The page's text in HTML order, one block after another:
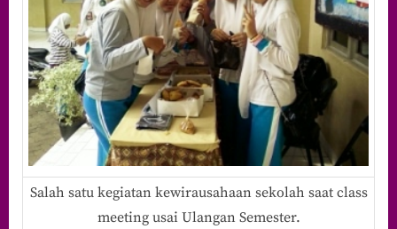
Salah satu kegiatan kewirausahaan sekolah saat class
meeting usai Ulangan Semester.